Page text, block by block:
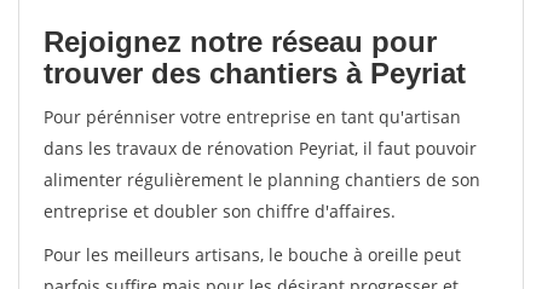
Rejoignez notre réseau pour
trouver des chantiers à Peyriat
Pour pérénniser votre entreprise en tant qu'artisan
dans les travaux de rénovation Peyriat, il faut pouvoir
alimenter régulièrement le planning chantiers de son
entreprise et doubler son chiffre d'affaires.
Pour les meilleurs artisans, le bouche à oreille peut